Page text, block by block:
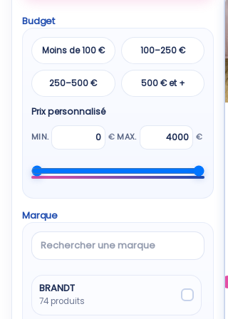
Budget
Moins de 100 € 100–250 €
250–500 € 500 € et +
Prix personnalisé
MIN. € MAX. €
Marque
Rechercher
une
BRANDT
74 produits